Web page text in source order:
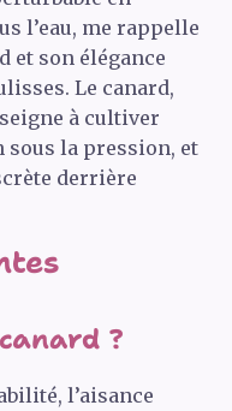
l’eau, me rappelle
et son élégance
Le canard,
à cultiver
sous la pression, et
derrière
?
l’aisance